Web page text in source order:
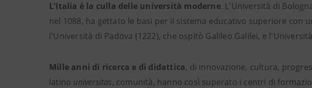
L'Italia è la culla delle università moderne. L'Università di
nel 1088, ha gettato le basi per il sistema educativo superiore con
l'Università di Padova (1222), che ospitò Galileo Galilei, e
Mille anni di ricerca e di didattica, di innovazione, cultura,
latino universitas, comunità, hanno così superato i centri di